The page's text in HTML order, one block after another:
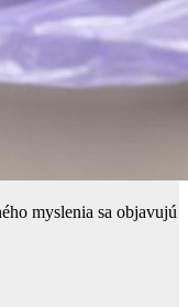
myslenia sa objavujú